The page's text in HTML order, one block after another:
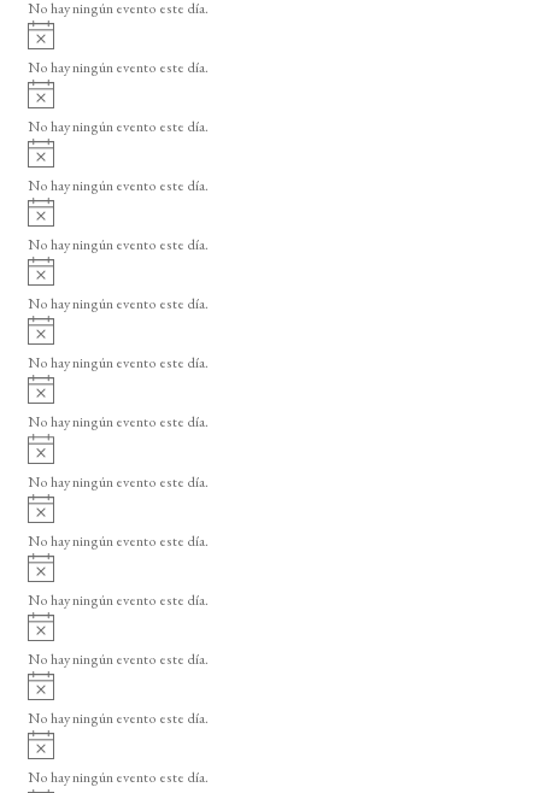
i
o
No hay ningún evento este día.
A
v
i
o
No hay ningún evento este día.
A
v
i
o
No hay ningún evento este día.
A
v
i
o
No hay ningún evento este día.
A
v
i
o
No hay ningún evento este día.
A
v
i
o
No hay ningún evento este día.
A
v
i
o
No hay ningún evento este día.
A
v
i
o
No hay ningún evento este día.
A
v
i
o
No hay ningún evento este día.
A
v
i
o
No hay ningún evento este día.
A
v
i
o
No hay ningún evento este día.
A
v
i
o
No hay ningún evento este día.
A
v
i
o
No hay ningún evento este día.
A
v
i
No hay ningún evento este día.